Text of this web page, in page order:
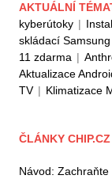
AKTUÁLNÍ
kyberútoky |
skládací Samsung
11 zdarma |
Aktualizace
TV | Klimatizace
ČLÁNKY CHIP.CZ
Návod: